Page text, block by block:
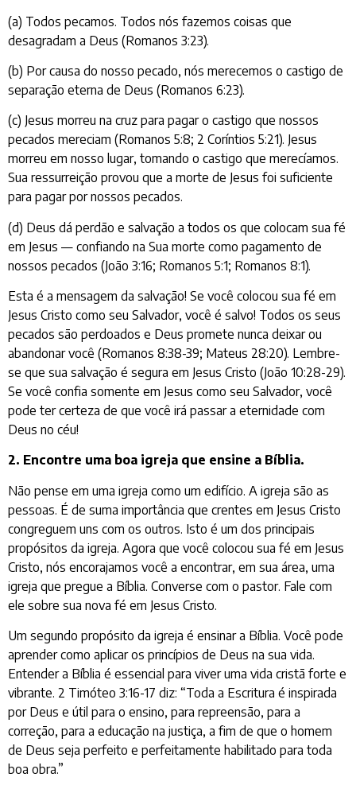
(a) Todos pecamos. Todos nós fazemos coisas que
desagradam a Deus (Romanos 3:23).
(b) Por causa do nosso pecado, nós merecemos o castigo de
separação eterna de Deus (Romanos 6:23).
(c) Jesus morreu na cruz para pagar o castigo que nossos
pecados mereciam (Romanos 5:8; 2 Coríntios 5:21). Jesus
morreu em nosso lugar, tomando o castigo que merecíamos.
Sua ressurreição provou que a morte de Jesus foi suficiente
para pagar por nossos pecados.
(d) Deus dá perdão e salvação a todos os que colocam sua fé
em Jesus — confiando na Sua morte como pagamento de
nossos pecados (João 3:16; Romanos 5:1; Romanos 8:1).
Esta é a mensagem da salvação! Se você colocou sua fé em
Jesus Cristo como seu Salvador, você é salvo! Todos os seus
pecados são perdoados e Deus promete nunca deixar ou
abandonar você (Romanos 8:38-39; Mateus 28:20). Lembre-
se que sua salvação é segura em Jesus Cristo (João 10:28-29).
Se você confia somente em Jesus como seu Salvador, você
pode ter certeza de que você irá passar a eternidade com
Deus no céu!
2. Encontre uma boa igreja que ensine a Bíblia.
Não pense em uma igreja como um edifício. A igreja são as
pessoas. É de suma importância que crentes em Jesus Cristo
congreguem uns com os outros. Isto é um dos principais
propósitos da igreja. Agora que você colocou sua fé em Jesus
Cristo, nós encorajamos você a encontrar, em sua área, uma
igreja que pregue a Bíblia. Converse com o pastor. Fale com
ele sobre sua nova fé em Jesus Cristo.
Um segundo propósito da igreja é ensinar a Bíblia. Você pode
aprender como aplicar os princípios de Deus na sua vida.
Entender a Bíblia é essencial para viver uma vida cristã forte e
vibrante. 2 Timóteo 3:16-17 diz: “Toda a Escritura é inspirada
por Deus e útil para o ensino, para repreensão, para a
correção, para a educação na justiça, a fim de que o homem
de Deus seja perfeito e perfeitamente habilitado para toda
boa obra.”